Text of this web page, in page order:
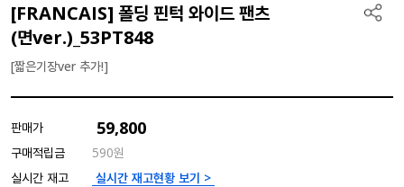
[FRANCAIS] 폴딩 핀턱 와이드 팬츠
(면ver.)_53PT848
[짧은기장ver 추가!]
판매가 59,800
구매적립금
590원
실시간 재고
실시간 재고현황 보기 >